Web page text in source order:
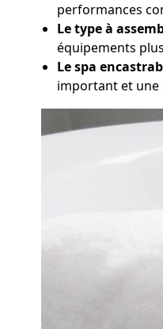
performances
Le type à
équipements
Le spa
important et une